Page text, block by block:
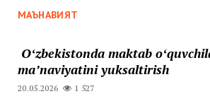
МАЪНАВИЯТ
Oʻzbekistonda maktab
maʼnaviyatini yuksaltirish
20.05.2026 1 527